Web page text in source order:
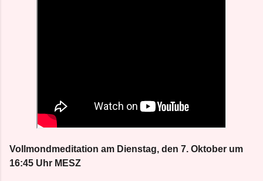
Vollmondmeditation am Dienstag, den 7. Oktober um
16:45 Uhr MESZ